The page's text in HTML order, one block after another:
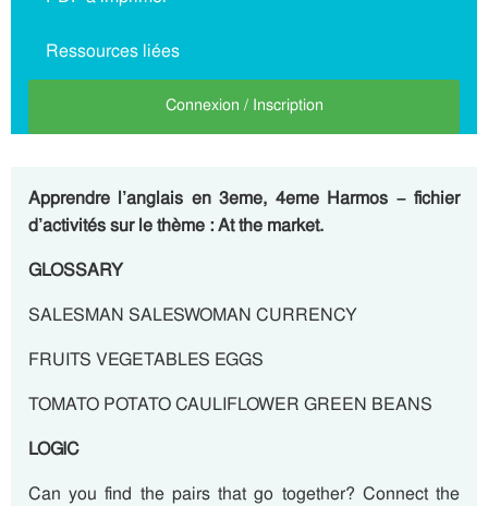
Ressources liées
Connexion / Inscription
Apprendre l’anglais en 3eme, 4eme Harmos – fichier
d’activités sur le thème : At the market.
GLOSSARY
SALESMAN SALESWOMAN CURRENCY
FRUITS VEGETABLES EGGS
TOMATO POTATO CAULIFLOWER GREEN BEANS
LOGIC
Can you find the pairs that go together? Connect the